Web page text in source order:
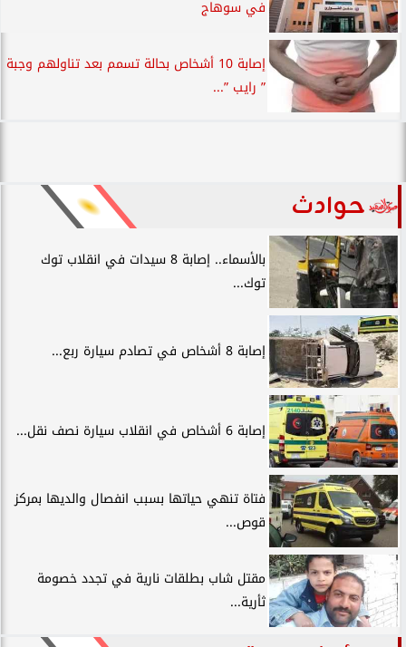
في سوهاج
إصابة 10 أشخاص بحالة تسمم بعد تناولهم وجبة
” رايب ”...
حوادث
بالأسماء.. إصابة 8 سيدات في انقلاب توك
توك...
إصابة 8 أشخاص في تصادم سيارة ربع...
إصابة 6 أشخاص في انقلاب سيارة نصف نقل...
فتاة تنهي حياتها بسبب انفصال والديها بمركز
قوص...
مقتل شاب بطلقات نارية في تجدد خصومة
ثأرية...